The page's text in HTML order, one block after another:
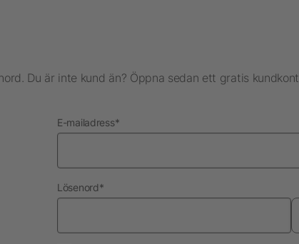
Du är inte kund än? Öppna sedan ett gratis
E-mailadressnödvändig
*
Lösenordnödvändig
*